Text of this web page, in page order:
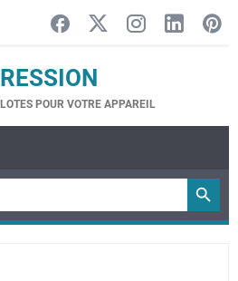
POUR VOTRE APPAREIL